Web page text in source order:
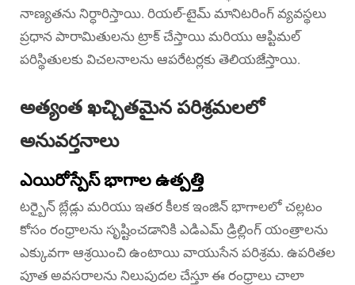
నాణ్యతను నిర్ధారిస్తాయి. రియల్-టైమ్ మానిటరింగ్ వ్యవస్థలు
ప్రధాన పారామితులను ట్రాక్ చేస్తాయి మరియు ఆప్టిమల్
పరిస్థితులకు విచలనాలను ఆపరేటర్లకు తెలియజేస్తాయి.
అత్యంత ఖచ్చితమైన పరిశ్రమలలో
అనువర్తనాలు
ఎయిరోస్పేస్ భాగాల ఉత్పత్తి
టర్బైన్ బ్లేడ్లు మరియు ఇతర కీలక ఇంజిన్ భాగాలలో చల్లటం
కోసం రంధ్రాలను సృష్టించడానికి ఎడిఎమ్ డ్రిల్లింగ్ యంత్రాలను
ఎక్కువగా ఆశ్రయించి ఉంటాయి వాయుసేన పరిశ్రమ. ఉపరితల
పూత అవసరాలను నిలుపుదల చేస్తూ ఈ రంధ్రాలు చాలా